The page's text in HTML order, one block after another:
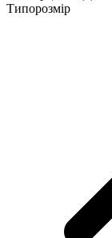
Типорозмір